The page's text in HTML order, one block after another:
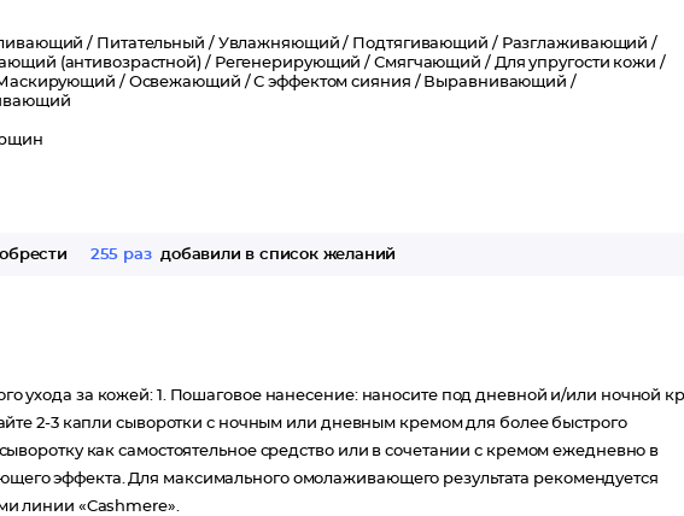
препятствует углублению существующих морщин и появлению новых.
и питание, активизируя процессы регенерации, придавая роскошную
как видимые признаки старения, так и те, которые пока не видны
выглядит свежей и отдохнувшей.
лица становится более четким и красивым, кожа светится молодостью и
/ Питательный / Увлажняющий / Подтягивающий / Разглаживающий /
(антивозрастной) / Регенерирующий /Смягчающий / Для упругости кожи /
/ Освежающий /С эффектом сияния / Выравнивающий /
255 раз добавили в список желаний
ухода за кожей: 1. Пошаговое нанесение: наносите под дневной и/или ночной
2-3 капли сыворотки с ночным или дневным кремом для более быстрого
как самостоятельное средство или в сочетании с кремом ежедневно в
эффекта. Для максимального омолаживающего результата рекомендуется
линии «Cashmere».